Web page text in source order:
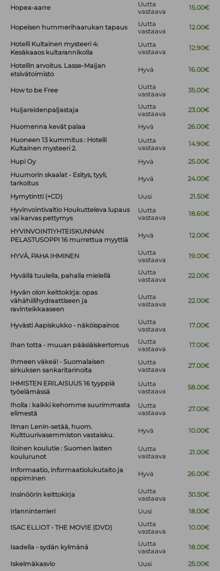
Hopea-aarre
Uutta
vastaava
15.00€
Hopeisen hummerihaarukan tapaus
Uutta
vastaava
12.00€
Hotelli Kultainen mysteeri 4:
Kesäkaaos kultarannikolla
Uutta
vastaava
12.90€
Hotellin arvoitus. Lasse-Maijan
etsivätoimisto
Hyvä 16.00€
How to be Free
Uutta
vastaava
35.00€
Huijareidenpaljastaja
Uutta
vastaava
23.00€
Huomenna kevät palaa Hyvä
26.00€
Huoneen 13 kummitus : Hotelli
Kultainen mysteeri 2.
Uutta
vastaava
14.90€
Hupi Oy Hyvä
25.00€
Huumorin skaalat - Esitys, tyyli,
tarkoitus
Hyvä 24.00€
Hymytintti (+CD) Uusi
21.50€
Hyvinvointivaltio Houkutteleva lupaus
vai karvas pettymys
Uutta
vastaava
18.60€
HYVINVOINTIYHTEISKUNNAN
PELASTUSOPPI 16 murrettua myyttiä
Hyvä 12.00€
HYVÄ, PAHA IHMINEN
Uutta
vastaava
19.00€
Hyvällä tuulella, pahalla mielellä
Uutta
vastaava
22.00€
Hyvän olon keittokirja: opas
vähähiilihydraattiseen ja
ravinteikkaaseen
Uutta
vastaava
22.00€
Hyvästi Aapiskukko - näköispainos
Uutta
vastaava
17.00€
Ihan totta - muuan pääsiäiskertomus
Uutta
vastaava
17.00€
Ihmeen väkeä! - Suomalaisen
sirkuksen sankaritarinoita
Uutta
vastaava
27.00€
IHMISTEN ERILAISUUS 16 tyyppiä
työelämässä
Uutta
vastaava
58.00€
Iholla : kaikki kehomme suurimmasta
elimestä
Uutta
vastaava
27.00€
Ilman Lenin-setää, huom.
Kulttuurivasemmiston vastaisku.
Hyvä 10.00€
Iloinen koulutie : Suomen lasten
koulurunot
Uutta
vastaava
21.00€
Informaatio, informaatiolukutaito ja
oppiminen
Hyvä 26.00€
Insinöörin keittokirja
Uutta
vastaava
30.50€
Irlanninterrieri Uusi 18.00€
ISAC ELLIOT - THE MOVIE (DVD)
Uutta
vastaava
10.00€
Isadella - sydän kylmänä
Uutta
vastaava
18.00€
Iskelmäkasvio Uusi
25.00€